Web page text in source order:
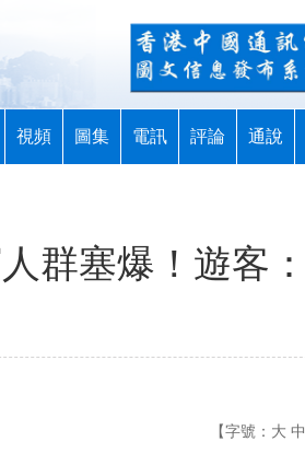
視頻 圖集 電訊 評論 通說
群塞爆！遊客：
【字號： 大 中